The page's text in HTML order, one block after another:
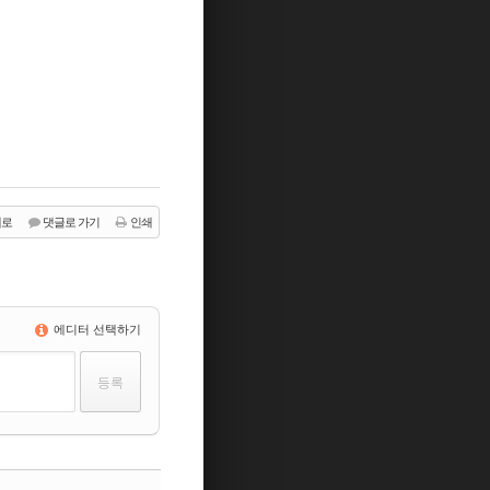
댓글로 가기 인쇄
에디터 선택하기